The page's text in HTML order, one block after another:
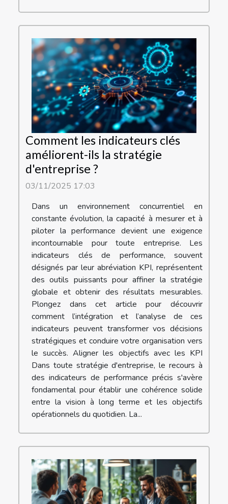
Comment les indicateurs clés
améliorent-ils la stratégie
d'entreprise ?
03/11/2025 17:03
Dans un environnement concurrentiel en
constante évolution, la capacité à mesurer et à
piloter la performance devient une exigence
incontournable pour toute entreprise. Les
indicateurs clés de performance, souvent
désignés par leur abréviation KPI, représentent
des outils puissants pour affiner la stratégie
globale et obtenir des résultats mesurables.
Plongez dans cet article pour découvrir
comment l’intégration et l’analyse de ces
indicateurs peuvent transformer vos décisions
stratégiques et conduire votre organisation vers
le succès. Aligner les objectifs avec les KPI
Dans toute stratégie d'entreprise, le recours à
des indicateurs de performance précis s'avère
fondamental pour établir une cohérence solide
entre la vision à long terme et les objectifs
opérationnels du quotidien. La...